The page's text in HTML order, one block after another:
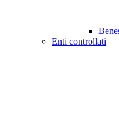
Enti controllati